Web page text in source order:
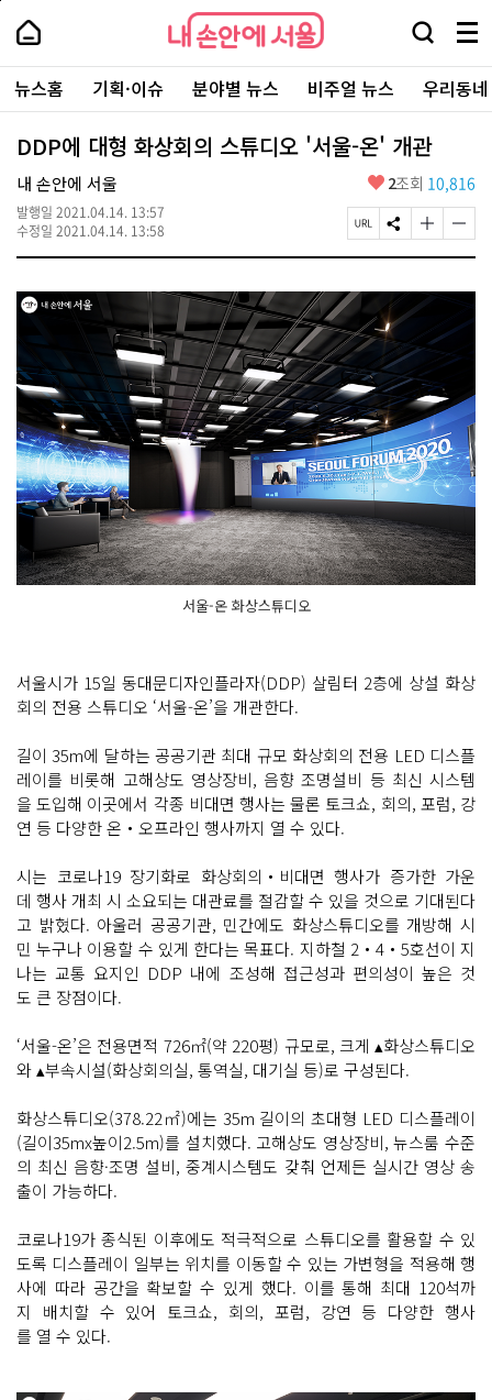
본
로
가
내
손
안
에
서
울
-
서
울
시
대
표
소
포
털
내
손
에
울
검
창
열
기
메
뉴
전
체
보
주
요
서
뉴스홈 기획·이슈 분야별 뉴스 비주얼 뉴스 우리동
DDP에 대형 화상회의 스튜디오 '서울-온' 개관
내 손안에 서울
발행일 2021.04.14. 13:57
수정일 2021.04.14. 13:58
좋
요
2조회 10,816
페
이
U
L
복
S
N
공
유
하
기
글
자
기
게
변
경
하
기
글
자
기
게
경
기
서울-온 화상스튜디오
서울시가 15일 동대문디자인플라자(DDP) 살림터 2층에 상설 화상
회의 전용 스튜디오 ‘서울-온’을 개관한다.
길이 35m에 달하는 공공기관 최대 규모 화상회의 전용 LED 디스플
레이를 비롯해 고해상도 영상장비, 음향 조명설비 등 최신 시스템
을 도입해 이곳에서 각종 비대면 행사는 물론 토크쇼, 회의, 포럼, 강
연 등 다양한 온‧오프라인 행사까지 열 수 있다.
시는 코로나19 장기화로 화상회의‧비대면 행사가 증가한 가운
데 행사 개최 시 소요되는 대관료를 절감할 수 있을 것으로 기대된다
고 밝혔다. 아울러 공공기관, 민간에도 화상스튜디오를 개방해 시
민 누구나 이용할 수 있게 한다는 목표다. 지하철 2‧4‧5호선이 지
나는 교통 요지인 DDP 내에 조성해 접근성과 편의성이 높은 것
도 큰 장점이다.
‘서울-온’은 전용면적 726㎡(약 220평) 규모로, 크게 ▴화상스튜디오
와 ▴부속시설(화상회의실, 통역실, 대기실 등)로 구성된다.
화상스튜디오(378.22㎡)에는 35m 길이의 초대형 LED 디스플레이
(길이35mx높이2.5m)를 설치했다. 고해상도 영상장비, 뉴스룸 수준
의 최신 음향·조명 설비, 중계시스템도 갖춰 언제든 실시간 영상 송
출이 가능하다.
코로나19가 종식된 이후에도 적극적으로 스튜디오를 활용할 수 있
도록 디스플레이 일부는 위치를 이동할 수 있는 가변형을 적용해 행
사에 따라 공간을 확보할 수 있게 했다. 이를 통해 최대 120석까
지 배치할 수 있어 토크쇼, 회의, 포럼, 강연 등 다양한 행사
를 열 수 있다.
페
상
단
로